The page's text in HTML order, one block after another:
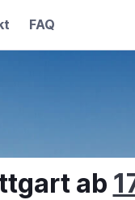
FAQ
ab